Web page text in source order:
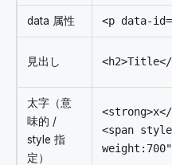
data 属性 <p data-
見出し <h2>Title</
太字（意
味的 /
style 指
定）
<span